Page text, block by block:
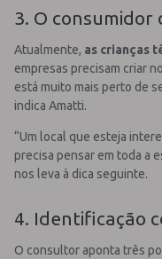
3. O consumidor
Atualmente, as crianças
empresas precisam criar
está muito mais perto de
indica Amatti.
“Um local que esteja
precisa pensar em toda a
nos leva à dica seguinte.
4. Identificação
O consultor aponta três